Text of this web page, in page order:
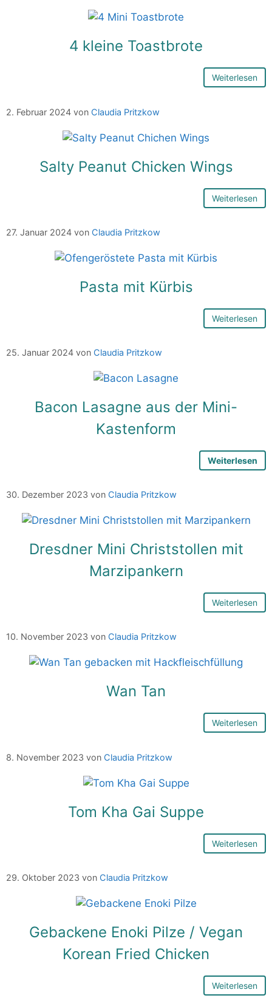
4 kleine Toastbrote
Weiterlesen
2. Februar 2024 von Claudia Pritzkow
Salty Peanut Chicken Wings
Weiterlesen
27. Januar 2024 von Claudia Pritzkow
Pasta mit Kürbis
Weiterlesen
25. Januar 2024 von Claudia Pritzkow
Bacon Lasagne aus der Mini-
Kastenform
Weiterlesen
30. Dezember 2023 von Claudia Pritzkow
Dresdner Mini Christstollen mit
Marzipankern
Weiterlesen
10. November 2023 von Claudia Pritzkow
Wan Tan
Weiterlesen
8. November 2023 von Claudia Pritzkow
Tom Kha Gai Suppe
Weiterlesen
29. Oktober 2023 von Claudia Pritzkow
Gebackene Enoki Pilze / Vegan
Korean Fried Chicken
Weiterlesen